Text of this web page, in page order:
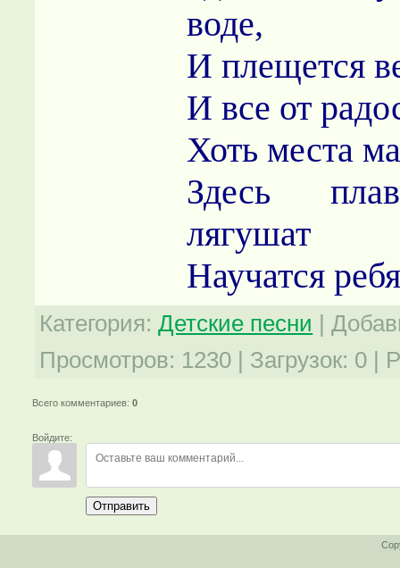
воде,
И плещется
И все от
Хоть места
Здесь
лягушат
Научатся
Категория: Детские песни |
Просмотров: 1230 | Загрузок: 0 |
Всего комментариев:0
Войдите:
Отправить